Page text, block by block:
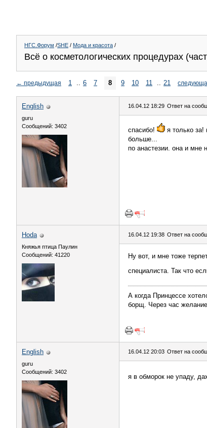
НГС.Форум /SHE / Мода и красота /
Всё о косметологических процедурах
← предыдущая 1 .. 6 7 8 9 10 11 .. 21
English
guru
Сообщений: 3402
16.04.12 18:29 Ответ на
спасибо!
я только
больше...
по анастезии. она и мне
Hoda
Княжья птица Паулин
Сообщений: 41220
16.04.12 19:38 Ответ на
Ну вот, и мне тоже
специалиста. Так что
А когда Принцессе
борщ. Через час
English
guru
Сообщений: 3402
16.04.12 20:03 Ответ на
я в обморок не упаду,